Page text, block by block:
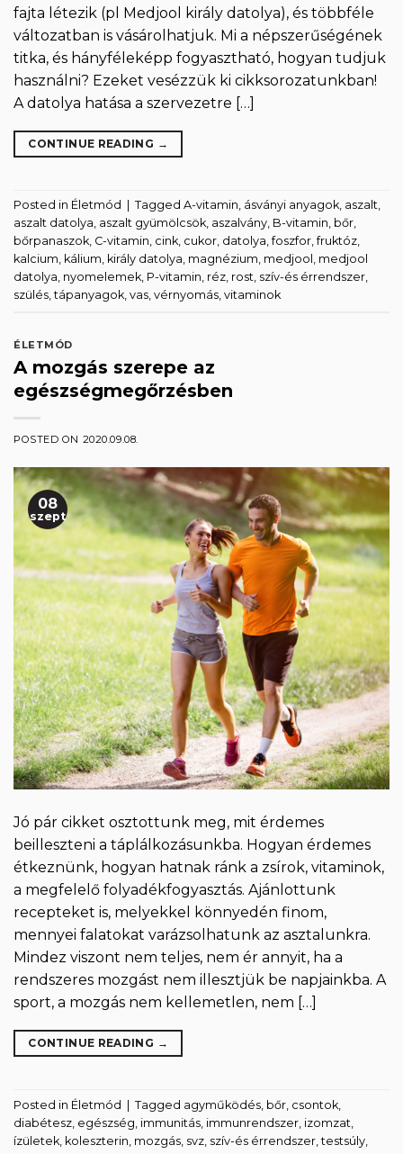
fajta létezik (pl Medjool király datolya), és többféle
változatban is vásárolhatjuk. Mi a népszerűségének
titka, és hányféleképp fogyasztható, hogyan tudjuk
használni? Ezeket vesézzük ki cikksorozatunkban!
A datolya hatása a szervezetre […]
CONTINUE READING →
Posted in Életmód Tagged A-vitamin, ásványi anyagok, aszalt,
aszalt datolya, aszalt gyümölcsök, aszalvány, B-vitamin, bőr,
bőrpanaszok, C-vitamin, cink, cukor, datolya,foszfor,fruktóz,
kalcium, kálium, király datolya, magnézium, medjool , medjool
datolya, nyomelemek, P-vitamin, réz, rost, szív-és érrendszer,
szülés,tápanyagok, vas, vérnyomás, vitaminok
ÉLETMÓD
A mozgás szerepe az
egészségmegőrzésben
POSTED ON 2020.09.08.
08
szept
Jó pár cikket osztottunk meg, mit érdemes
beilleszteni a táplálkozásunkba. Hogyan érdemes
étkeznünk, hogyan hatnak ránk a zsírok, vitaminok,
a megfelelő folyadékfogyasztás. Ajánlottunk
recepteket is, melyekkel könnyedén finom,
mennyei falatokat varázsolhatunk az asztalunkra.
Mindez viszont nem teljes, nem ér annyit, ha a
rendszeres mozgást nem illesztjük be napjainkba. A
sport, a mozgás nem kellemetlen, nem […]
CONTINUE READING →
Posted in Életmód Tagged agyműködés bőr csontok
diabétesz egészség immunitás immunrendszer izomzat
ízületek koleszterin mozgás svz szív-és érrendszer ,testsúly